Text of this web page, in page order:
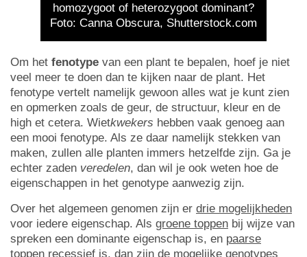
homozygoot of heterozygoot dominant?
Foto: Canna Obscura, Shutterstock.com
Om het fenotype van een plant te bepalen, hoef je niet
veel meer te doen dan te kijken naar de plant. Het
fenotype vertelt namelijk gewoon alles wat je kunt zien
en opmerken zoals de geur, de structuur, kleur en de
high et cetera. Wietkwekers hebben vaak genoeg aan
een mooi fenotype. Als ze daar namelijk stekken van
maken, zullen alle planten immers hetzelfde zijn. Ga je
echter zaden veredelen, dan wil je ook weten hoe de
eigenschappen in het genotype aanwezig zijn.
Over het algemeen genomen zijn er drie mogelijkheden
voor iedere eigenschap. Als groene toppen bij wijze van
spreken een dominante eigenschap is, en paarse
toppen recessief is, dan zijn de mogelijke genotypes